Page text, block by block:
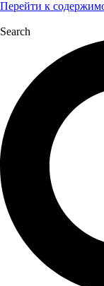
Перейти к
Search